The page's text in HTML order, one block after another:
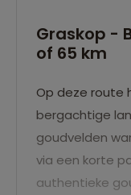
Graskop -
of 65 km
Op deze route
bergachtige
goudvelden
via een korte
authentieke